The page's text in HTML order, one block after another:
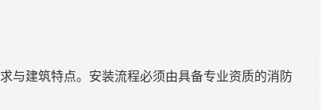
与建筑特点。安装流程必须由具备专业资质的消防